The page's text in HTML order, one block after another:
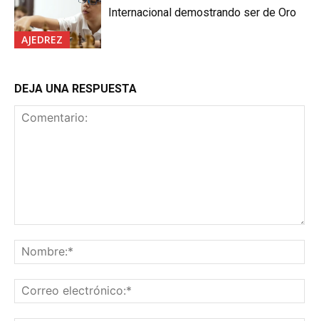
AJEDREZ
Internacional demostrando ser de Oro
DEJA UNA RESPUESTA